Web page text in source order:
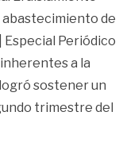
de
Especial Periódico
a la
sostener un
trimestre del